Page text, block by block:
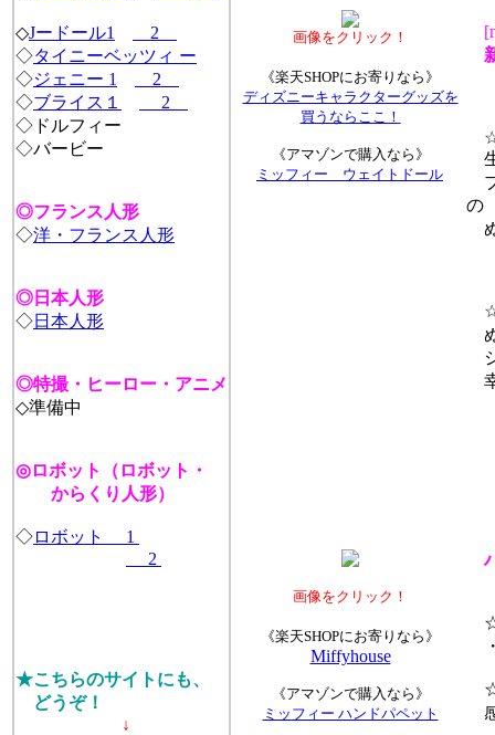
[
の
☆
画像をクリック！
《楽天SHOPにお寄りなら》
ディズニーキャラクターグッズを
買うならここ！
《アマゾンで購入なら》
ミッフィー ウェイトドール
☆
☆
画像をクリック！
《楽天SHOPにお寄りなら》
Miffyhouse
《アマゾンで購入なら》
ミッフィー ハンドパペット
◇Jードール1
2
◇タイニーベッツィ ー
◇ジェニー 1
2
◇ブライス１
2
◇ドルフィー
◇バービー
◎フランス人形
◇洋・フランス人形
◎日本人形
◇日本人形
◎特撮・ヒーロー・アニメ
◇準備中
◎ロボット（ロボット・
からくり人形）
◇ロボット 1
2
★こちらのサイトにも、
どうぞ！
↓